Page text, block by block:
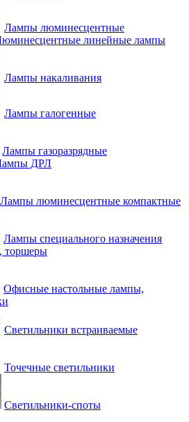
Лампы люминесцентные
линейные лампы
Лампы накаливания
Лампы галогенные
Лампы газоразрядные
ДРЛ
Лампы люминесцентные компактные
Лампы специального назначения
торшеры
Офисные настольные лампы,
Светильники встраиваемые
Точечные светильники
Светильники-споты